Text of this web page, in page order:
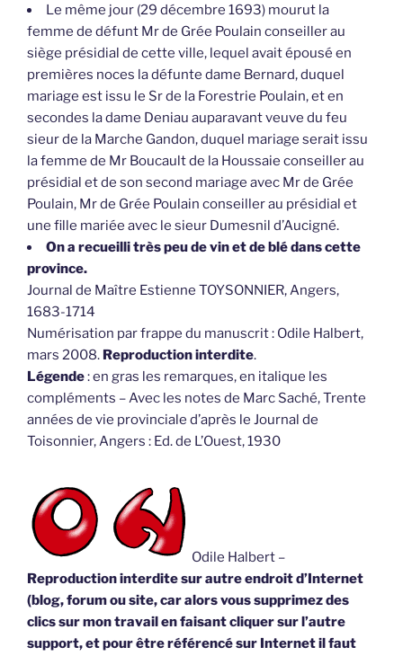
Le même jour (29 décembre 1693) mourut la
femme de défunt Mr de Grée Poulain conseiller au
siège présidial de cette ville, lequel avait épousé en
premières noces la défunte dame Bernard, duquel
mariage est issu le Sr de la Forestrie Poulain, et en
secondes la dame Deniau auparavant veuve du feu
sieur de la Marche Gandon, duquel mariage serait issu
la femme de Mr Boucault de la Houssaie conseiller au
présidial et de son second mariage avec Mr de Grée
Poulain, Mr de Grée Poulain conseiller au présidial et
une fille mariée avec le sieur Dumesnil d’Aucigné.
On a recueilli très peu de vin et de blé dans cette
province.
Journal de Maître Estienne TOYSONNIER, Angers,
1683-1714
Numérisation par frappe du manuscrit : Odile Halbert,
mars 2008. Reproduction interdite.
Légende: en gras les remarques, en italique les
compléments – Avec les notes de Marc Saché, Trente
années de vie provinciale d’après le Journal de
Toisonnier, Angers : Ed. de L’Ouest, 1930
Odile Halbert –
Reproduction interdite sur autre endroit d’Internet
(blog, forum ou site, car alors vous supprimez des
clics sur mon travail en faisant cliquer sur l’autre
support, et pour être référencé sur Internet il faut